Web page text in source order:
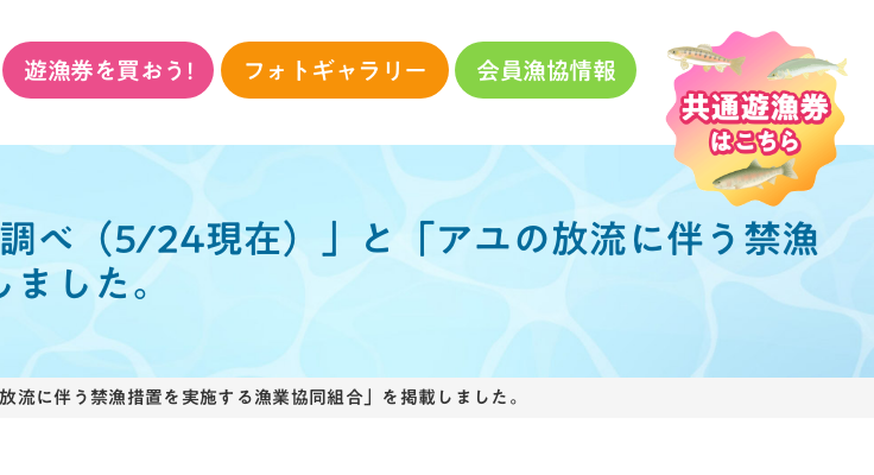
遊漁券を買おう! フォトギャラリー 会員漁協情報
べ（5/24現在）」と「アユの放流に伴う禁漁
した。
に伴う禁漁措置を実施する漁業協同組合」を掲載しました。